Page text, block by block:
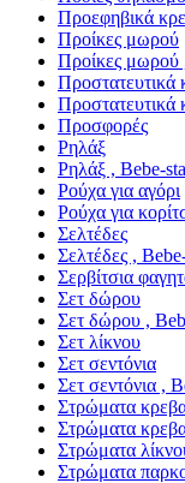
Προεφηβικά
Προίκες μωρού
Προίκες μωρού
Προστατευτικά
Προστατευτικά
Προσφορές
Ρηλάξ
Ρηλάξ , Bebe-
Ρούχα για αγόρι
Ρούχα για
Σελτέδες
Σελτέδες ,
Σερβίτσια
Σετ δώρου
Σετ δώρου ,
Σετ λίκνου
Σετ σεντόνια
Σετ σεντόνια ,
Στρώματα
Στρώματα
Στρώματα
Στρώματα